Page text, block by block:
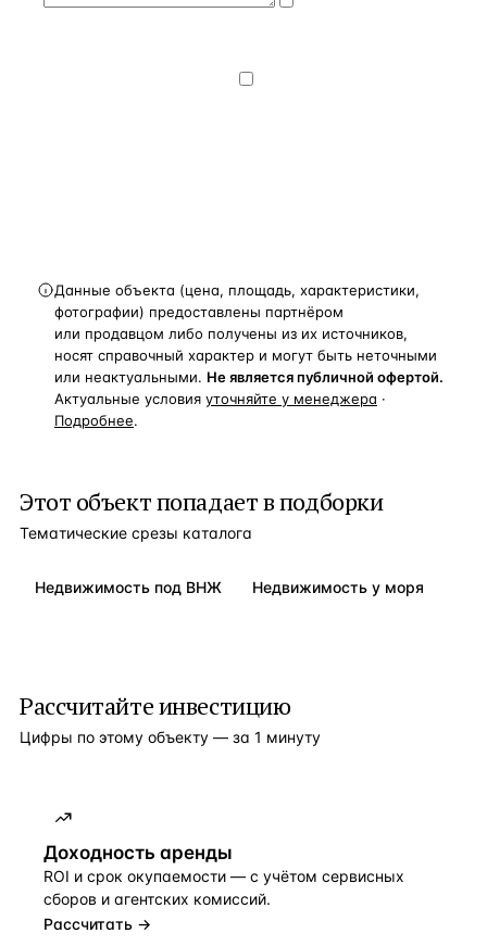
Данные объекта (цена, площадь, характеристики,
фотографии) предоставлены партнёром
или продавцом либо получены из их источников,
носят справочный характер и могут быть неточными
или неактуальными. Не является публичной офертой.
Актуальные условия уточняйте у менеджера ·
Подробнее.
Этот объект попадает в подборки
Тематические срезы каталога
Недвижимость под ВНЖ Недвижимость у моря
Рассчитайте инвестицию
Цифры по этому объекту — за 1 минуту
Доходность аренды
ROI и срок окупаемости — с учётом сервисных
сборов и агентских комиссий.
Рассчитать →